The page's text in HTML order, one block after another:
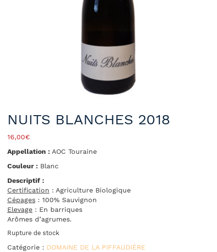
NUITS BLANCHES 2018
16,00€
Appellation : AOC Touraine
Couleur : Blanc
Descriptif :
Certification : Agriculture Biologique
Cépages : 100% Sauvignon
Elevage : En barriques
Arômes d’agrumes.
Rupture de stock
Catégorie : DOMAINE DE LA PIFFAUDIÈRE